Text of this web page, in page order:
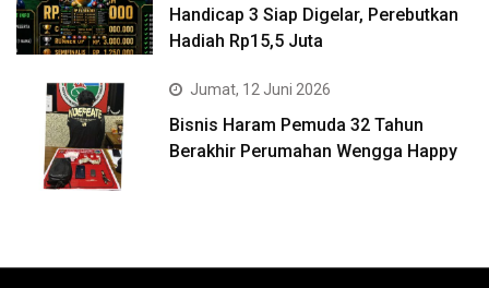
Handicap 3 Siap Digelar, Perebutkan
Hadiah Rp15,5 Juta
Jumat, 12 Juni 2026
Bisnis Haram Pemuda 32 Tahun
Berakhir Perumahan Wengga Happy